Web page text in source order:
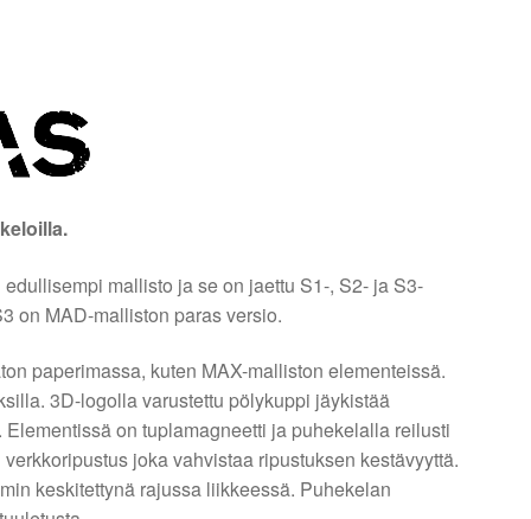
mallisto ja se on jaettu S1-, S2- ja S3-
on MAD-malliston paras versio.
paperimassa, kuten MAX-malliston elementeissä.
3D-logolla varustettu pölykuppi jäykistää
on tuplamagneetti ja puhekelalla reilusti
joka vahvistaa ripustuksen kestävyyttä.
keskitettynä rajussa liikkeessä. Puhekelan